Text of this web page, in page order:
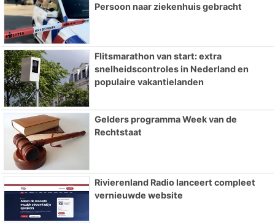
Persoon naar ziekenhuis gebracht
Flitsmarathon van start: extra
snelheidscontroles in Nederland en
populaire vakantielanden
Gelders programma Week van de
Rechtstaat
Rivierenland Radio lanceert compleet
vernieuwde website